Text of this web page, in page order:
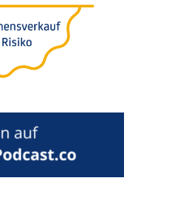
included.